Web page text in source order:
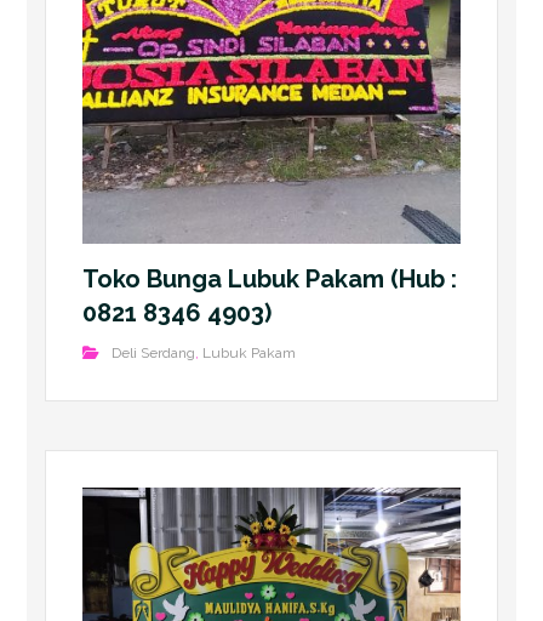
Toko Bunga Lubuk Pakam (Hub :
0821 8346 4903)
Deli Serdang Lubuk Pakam